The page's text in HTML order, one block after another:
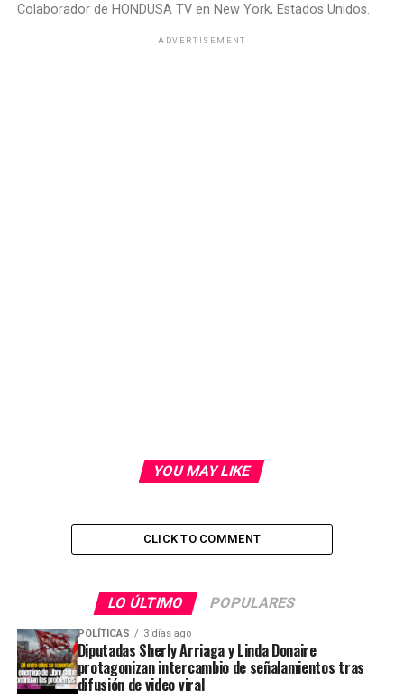
Colaborador de HONDUSA TV en New York, Estados Unidos.
ADVERTISEMENT
YOU MAY LIKE
CLICK TO COMMENT
LO ÚLTIMO POPULARES
POLÍTICAS 3 días ago
Diputadas Sherly Arriaga y Linda Donaire
protagonizan intercambio de señalamientos tras
difusión de video viral